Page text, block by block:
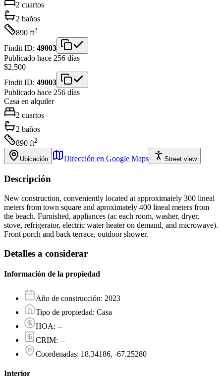
2 cuartos
2 baños
890 ft2
Findit ID: 49003
Publicado hace 256 días
$2,500
Findit ID: 49003
Publicado hace 256 días
Casa en alquiler
2 cuartos
2 baños
890 ft2
Ubicación Dirección en Google Maps Street view
Descripción
New construction, conveniently located at approximately 300 lineal
meters from town square and aproximately 400 lineal meters from
the beach. Furnished, appliances (ac each room, washer, dryer,
stove, refrigerator, electric water heater on demand, and microwave).
Front porch and back terrace, outdoor shower.
Detalles a considerar
Información de la propiedad
Año de construcción: 2023
Tipo de propiedad: Casa
HOA: --
CRIM: --
Coordenadas: 18.34186, -67.25280
Interior